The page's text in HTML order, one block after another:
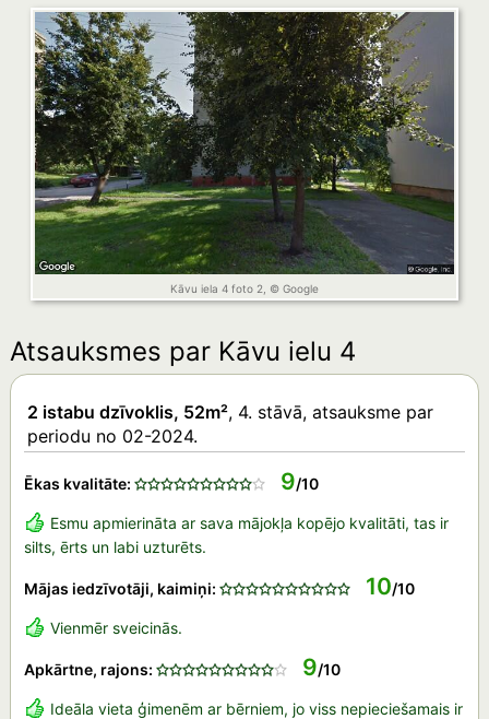
Kāvu iela 4 foto 2, © Google
Atsauksmes par Kāvu ielu 4
2 istabu dzīvoklis, 52m², 4. stāvā, atsauksme par
periodu no 02-2024.
Ēkas kvalitāte: 9/10
Esmu apmierināta ar sava mājokļa kopējo kvalitāti, tas ir
silts, ērts un labi uzturēts.
Mājas iedzīvotāji, kaimiņi: 10/10
Vienmēr sveicinās.
Apkārtne, rajons: 9/10
Ideāla vieta ģimenēm ar bērniem, jo viss nepieciešamais ir